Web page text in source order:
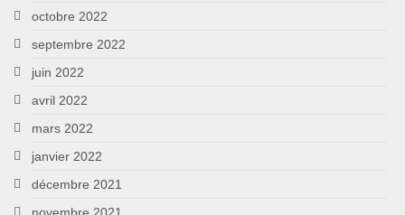
octobre 2022
septembre 2022
juin 2022
avril 2022
mars 2022
janvier 2022
décembre 2021